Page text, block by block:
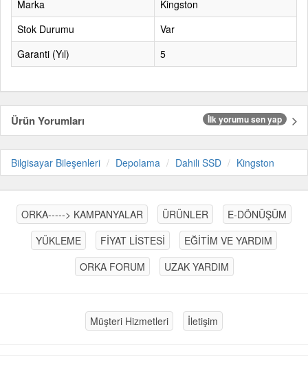
Marka
Kingston
Stok Durumu
Var
Garanti (Yıl)
5
Ürün Yorumları İlk yorumu sen yap
Bilgisayar Bileşenleri Depolama Dahili SSD Kingston
ORKA-----> KAMPANYALAR ÜRÜNLER
E-DÖNÜŞÜM
YÜKLEME
FİYAT LİSTESİ
EĞİTİM VE YARDIM
ORKA FORUM
UZAK YARDIM
Müşteri Hizmetleri İletişim